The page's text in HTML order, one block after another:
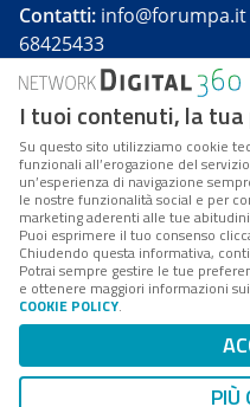
Contatti: info@forumpa.it
68425433
Forumpa.itè una
presso Registro della
Reg. n. 182 del 2 maggio
FPA s.r.l. è
Coordinamento da parte
è un'azienda certificata
Codice Fiscale/Partita
n.
I tuoi contenuti, la tua
Su questo sito utilizziamo cookie
funzionali all’erogazione del
un’esperienza di navigazione
le nostre funzionalità social e per
marketing aderenti alle tue
Puoi esprimere il tuo consenso
Chiudendo questa informativa,
Potrai sempre gestire le tue
e ottenere maggiori informazioni
COOKIE POLICY.
PIÙ